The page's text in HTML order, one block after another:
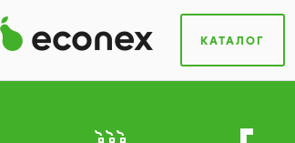
КАТАЛОГ